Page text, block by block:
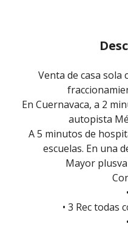
Venta de casa sola
En Cuernavaca, a 2
autopista
A 5 minutos de
escuelas. En una
Mayor
• 3 Rec todas